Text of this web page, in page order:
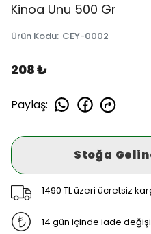
Kinoa Unu 500 Gr
Ürün Kodu: CEY-0002
208 ₺
Paylaş:
Stoğa
1490 TL üzeri ücretsiz
14 gün içinde iade